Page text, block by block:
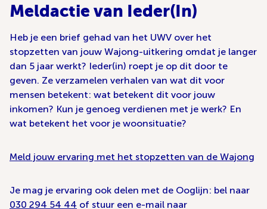
Meldactie van Ieder(In)
Heb je een brief gehad van het UWV over het
stopzetten van jouw Wajong-uitkering omdat je langer
dan 5 jaar werkt? Ieder(in) roept je op dit door te
geven. Ze verzamelen verhalen van wat dit voor
mensen betekent: wat betekent dit voor jouw
inkomen? Kun je genoeg verdienen met je werk? En
wat betekent het voor je woonsituatie?
Meld jouw ervaring met het stopzetten van de Wajong
Je mag je ervaring ook delen met de Ooglijn: bel naar
030 294 54 44 of stuur een e-mail naar